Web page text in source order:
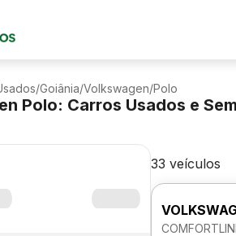
/Goiânia/Volkswagen/Polo
Polo: Carros Usados e
33 veículos